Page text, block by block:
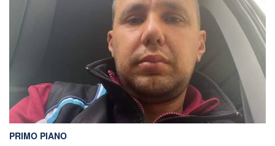
disposto per rafforzare la presenza delle istituzioni e
contrastare ogni forma di illegalità. Un’azione massiccia
e coordinata che ha visto […]
PRIMO PIANO